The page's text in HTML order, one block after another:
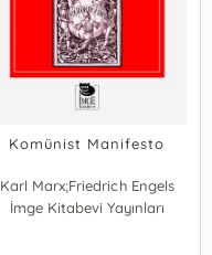
Komünist Manifesto
Karl Marx;Friedrich Engels
İmge Kitabevi Yayınları